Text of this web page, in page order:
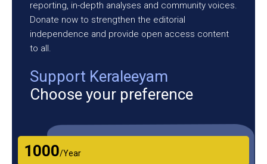
reporting, in-depth analyses and community voices.
Donate now to strengthen the editorial
independence and provide open access content
to all.
Support Keraleeyam
Choose your preference
₹1000/Year